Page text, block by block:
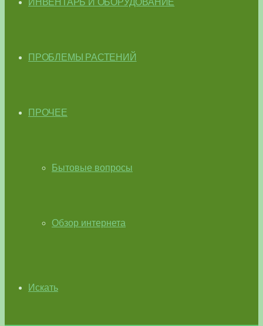
ИНВЕНТАРЬ И ОБОРУДОВАНИЕ
ПРОБЛЕМЫ РАСТЕНИЙ
ПРОЧЕЕ
Бытовые вопросы
Обзор интернета
Искать